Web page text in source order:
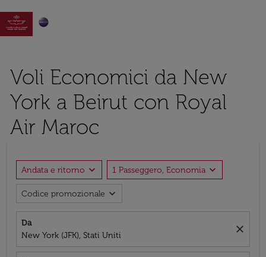

Voli Economici da New
York a Beirut con Royal
Air Maroc
Andata e ritorno expand_more 1 Passeggero, Economia expand_more
Codice promozionale expand_more
Da
New York (JFK), Stati Uniti
close